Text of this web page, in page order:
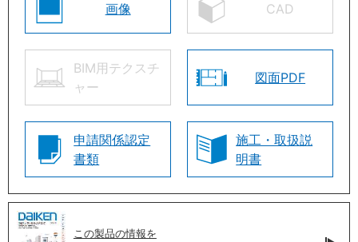
画像 CAD
BIM用テクスチ
ャー
図面PDF
申請関係認定
書類
施工・取扱説
明書
この製品の情報を